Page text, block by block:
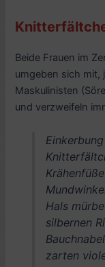
Beide Frauen im
umgeben sich mit,
Maskulinisten
und verzweifeln
Hals
silbernen
zarten